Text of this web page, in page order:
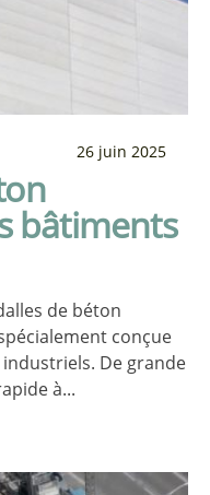
26 juin 2025
bâtiments
de béton
conçue
De grande
à...